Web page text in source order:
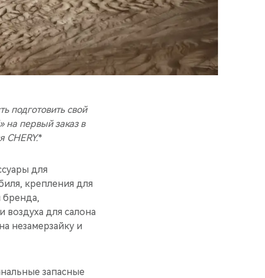
подготовить свой
на первый заказ в
CHERY.*
для
крепления для
бренда,
для салона
незамерзайку и
запасные